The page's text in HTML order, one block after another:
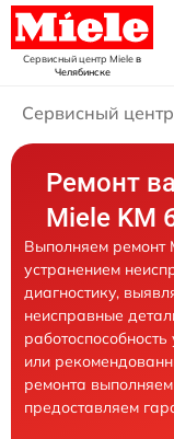
Сервисный центр Mieleв
Челябинске
Сервисный
Ремонт
Miele KM
Выполняем ремонт
устранением
диагностику,
неисправные
или
ремонта
предоставляем